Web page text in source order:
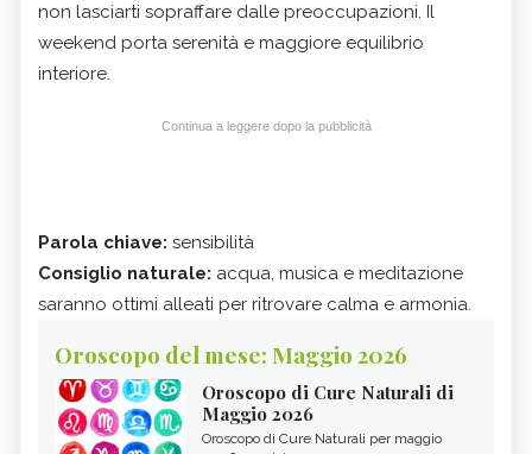
non lasciarti sopraffare dalle preoccupazioni. Il
weekend porta serenità e maggiore equilibrio
interiore.
Continua a leggere dopo la pubblicità
Parola chiave: sensibilità
Consiglio naturale: acqua, musica e meditazione
saranno ottimi alleati per ritrovare calma e armonia.
Oroscopo del mese: Maggio 2026
Oroscopo di Cure Naturali di
Maggio 2026
Oroscopo di Cure Naturali per maggio